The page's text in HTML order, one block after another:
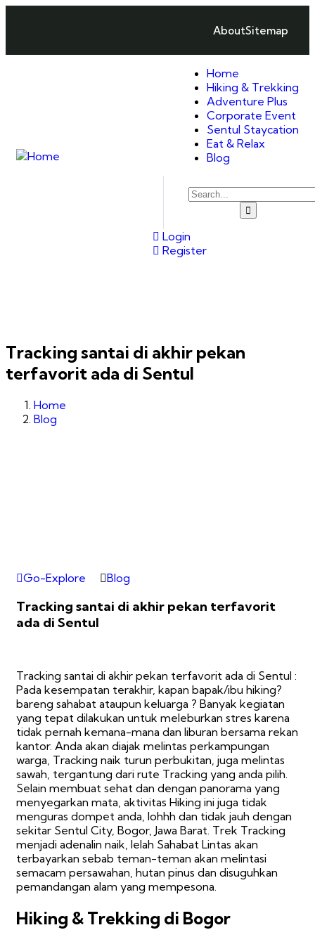
AboutSitemap
Home
Hiking & Trekking
Adventure Plus
Corporate Event
Sentul Staycation
Eat & Relax
Blog
Login
Register
Tracking santai di akhir pekan
terfavorit ada di Sentul
Home
Blog
Go-Explore Blog
Tracking santai di akhir pekan terfavorit
ada di Sentul
Tracking santai di akhir pekan terfavorit ada di Sentul :
Pada kesempatan terakhir, kapan bapak/ibu hiking?
bareng sahabat ataupun keluarga ? Banyak kegiatan
yang tepat dilakukan untuk meleburkan stres karena
tidak pernah kemana-mana dan liburan bersama rekan
kantor. Anda akan diajak melintas perkampungan
warga, Tracking naik turun perbukitan, juga melintas
sawah, tergantung dari rute Tracking yang anda pilih.
Selain membuat sehat dan dengan panorama yang
menyegarkan mata, aktivitas Hiking ini juga tidak
menguras dompet anda, lohhh dan tidak jauh dengan
sekitar Sentul City, Bogor, Jawa Barat. Trek Tracking
menjadi adenalin naik, lelah Sahabat Lintas akan
terbayarkan sebab teman-teman akan melintasi
semacam persawahan, hutan pinus dan disuguhkan
pemandangan alam yang mempesona.
Hiking & Trekking di Bogor